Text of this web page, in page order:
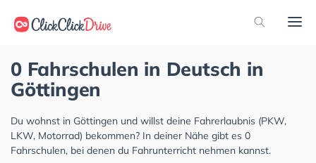
0 Fahrschulen in Deutsch in
Göttingen
Du wohnst in Göttingen und willst deine Fahrerlaubnis (PKW,
LKW, Motorrad) bekommen? In deiner Nähe gibt es 0
Fahrschulen, bei denen du Fahrunterricht nehmen kannst.